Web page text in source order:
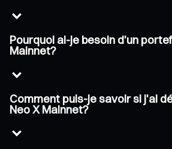
Pourquoi ai-je besoin d'un
Mainnet?
Comment puis-je savoir si j'ai
Neo X Mainnet?